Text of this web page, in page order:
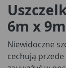
6m x
Niewidoczne
cechują